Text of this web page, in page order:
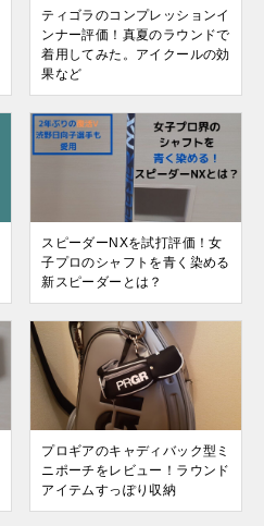
ティゴラのコンプレッションイ
ンナー評価！真夏のラウンドで
着用してみた。アイクールの効
果など
スピーダーNXを試打評価！女
子プロのシャフトを青く染める
新スピーダーとは？
プロギアのキャディバック型ミ
ニポーチをレビュー！ラウンド
アイテムすっぽり収納